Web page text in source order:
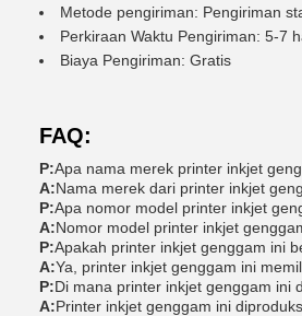
Metode pengiriman: Pengiriman
Perkiraan Waktu Pengiriman: 5-7
Biaya Pengiriman: Gratis
FAQ:
P:Apa nama merek printer inkjet
A:Nama merek dari printer inkjet
P:Apa nomor model printer inkjet
A:Nomor model printer inkjet
P:Apakah printer inkjet genggam ini
A:Ya, printer inkjet genggam ini
P:Di mana printer inkjet genggam ini
A:Printer inkjet genggam ini